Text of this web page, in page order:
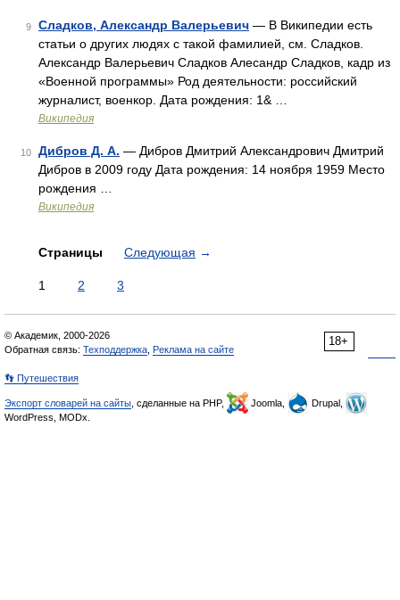
9 Сладков, Александр Валерьевич — В Википедии есть
статьи о других людях с такой фамилией, см. Сладков.
Александр Валерьевич Сладков Алесандр Сладков, кадр из
«Военной программы» Род деятельности: российский
журналист, военкор. Дата рождения: 1& …
Википедия
10 Дибров Д. А. — Дибров Дмитрий Александрович Дмитрий
Дибров в 2009 году Дата рождения: 14 ноября 1959 Место
рождения …
Википедия
Страницы Следующая →
1 2 3
18+
© Академик, 2000-2026
Обратная связь: Техподдержка Реклама на сайте
👣 Путешествия
Экспорт словарей на сайты , сделанные на PHP, Joomla,
Drupal,
WordPress, MODx.